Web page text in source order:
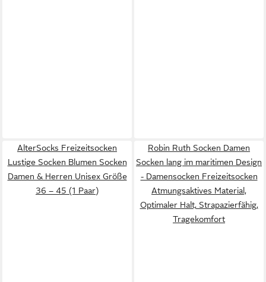
AlterSocks Freizeitsocken
Lustige Socken Blumen Socken
Damen & Herren Unisex Größe
36 – 45 (1 Paar)
Robin Ruth Socken Damen
Socken lang im maritimen Design
- Damensocken Freizeitsocken
Atmungsaktives Material,
Optimaler Halt, Strapazierfähig,
Tragekomfort